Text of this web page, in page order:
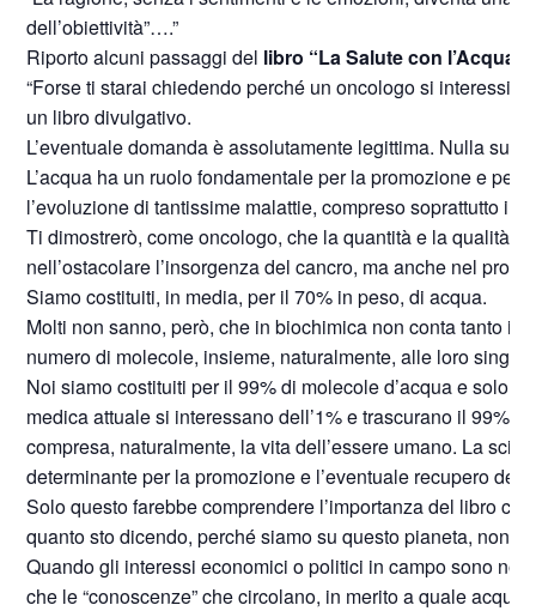
dell’obiettività”….”
Riporto alcuni passaggi del libro “La Salute con
“Forse ti starai chiedendo perché un oncologo si interessi
un libro divulgativo.
L’eventuale domanda è assolutamente legittima. Nulla
L’acqua ha un ruolo fondamentale per la promozione e
l’evoluzione di tantissime malattie, compreso soprattutto il
Ti dimostrerò, come oncologo, che la quantità e la qualità
nell’ostacolare l’insorgenza del cancro, ma anche nel
Siamo costituiti, in media, per il 70% in peso, di acqua.
Molti non sanno, però, che in biochimica non conta tanto il
numero di molecole, insieme, naturalmente, alle loro
Noi siamo costituiti per il 99% di molecole d’acqua e solo
medica attuale si interessano dell’1% e trascurano il 99%
compresa, naturalmente, la vita dell’essere umano. La
determinante per la promozione e l’eventuale recupero
Solo questo farebbe comprendere l’importanza del libro
quanto sto dicendo, perché siamo su questo pianeta, non
Quando gli interessi economici o politici in campo sono
che le “conoscenze” che circolano, in merito a quale